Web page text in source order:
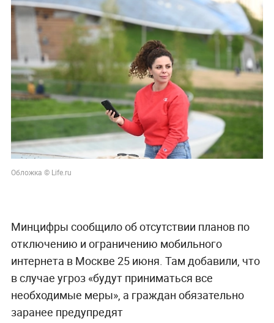
Обложка © Life.ru
Минцифры сообщило об отсутствии планов по
отключению и ограничению мобильного
интернета в Москве 25 июня. Там добавили, что
в случае угроз «будут приниматься все
необходимые меры», а граждан обязательно
заранее предупредят